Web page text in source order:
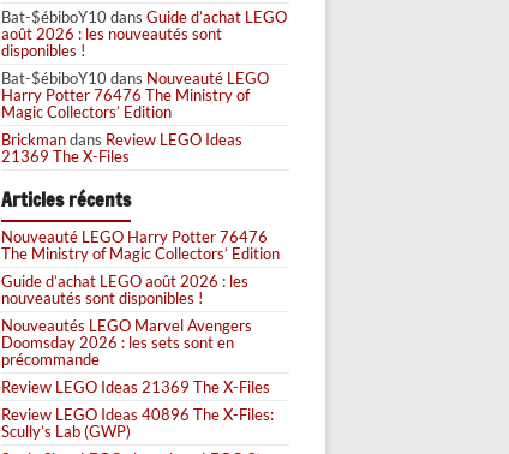
Bat-$ébiboY10dans Guide d’achat LEGO
août 2026 : les nouveautés sont
disponibles !
Bat-$ébiboY10dans Nouveauté LEGO
Harry Potter 76476 The Ministry of
Magic Collectors’ Edition
Brickmandans Review LEGO Ideas
21369 The X-Files
Articles récents
Nouveauté LEGO Harry Potter 76476
The Ministry of Magic Collectors’ Edition
Guide d’achat LEGO août 2026 : les
nouveautés sont disponibles !
Nouveautés LEGO Marvel Avengers
Doomsday 2026 : les sets sont en
précommande
Review LEGO Ideas 21369 The X-Files
Review LEGO Ideas 40896 The X-Files:
Scully’s Lab (GWP)